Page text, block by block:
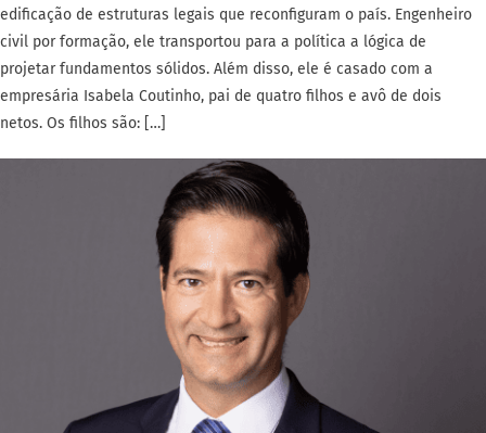
edificação de estruturas legais que reconfiguram o país. Engenheiro
civil por formação, ele transportou para a política a lógica de
projetar fundamentos sólidos. Além disso, ele é casado com a
empresária Isabela Coutinho, pai de quatro filhos e avô de dois
netos. Os filhos são: […]